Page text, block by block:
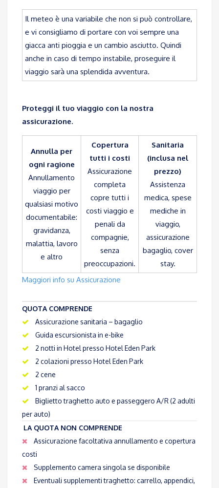
Il meteo è una variabile che non si può controllare,
e vi consigliamo di portare con voi sempre una
giacca anti pioggia e un cambio asciutto. Quindi
anche in caso di tempo instabile, proseguire il
viaggio sarà una splendida avventura.
Proteggi il tuo viaggio con la nostra
assicurazione.
Annulla per
ogni ragione
Annullamento
viaggio per
qualsiasi motivo
documentabile:
gravidanza,
malattia, lavoro
e altro
Copertura
tutti i costi
Assicurazione
completa
copre tutti i
costi viaggio e
penali da
compagnie,
senza
preoccupazioni.
Sanitaria
(inclusa nel
prezzo)
Assistenza
medica, spese
mediche in
viaggio,
assicurazione
bagaglio, cover
stay.
Maggiori info su Assicurazione
QUOTA COMPRENDE
Assicurazione sanitaria – bagaglio
Guida escursionista in e-bike
2 notti in Hotel presso Hotel Eden Park
2 colazioni presso Hotel Eden Park
2 cene
1 pranzi al sacco
Biglietto traghetto auto e passeggero A/R (2 adulti
per auto)
LA QUOTA NON COMPRENDE
Assicurazione facoltativa annullamento e copertura
costi
Supplemento camera singola se disponibile
Eventuali supplementi traghetto: carrello, appendici,